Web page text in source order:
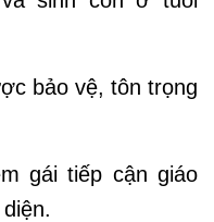
bảo vệ, tôn trọng
gái tiếp cận giáo